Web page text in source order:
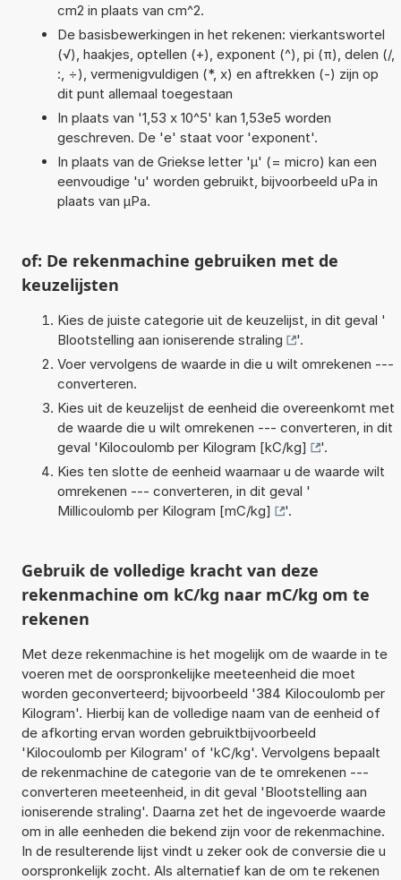
cm2 in plaats van cm^2.
De basisbewerkingen in het rekenen: vierkantswortel
(√), haakjes, optellen (+), exponent (^), pi (π), delen (/,
:, ÷), vermenigvuldigen (*, x) en aftrekken (-) zijn op
dit punt allemaal toegestaan
In plaats van '1,53 x 10^5' kan 1,53e5 worden
geschreven. De 'e' staat voor 'exponent'.
In plaats van de Griekse letter 'µ' (= micro) kan een
eenvoudige 'u' worden gebruikt, bijvoorbeeld uPa in
plaats van µPa.
of: De rekenmachine gebruiken met de
keuzelijsten
Kies de juiste categorie uit de keuzelijst, in dit geval '
Blootstelling aan ioniserende straling
'.
Voer vervolgens de waarde in die u wilt omrekenen ---
converteren.
Kies uit de keuzelijst de eenheid die overeenkomt met
de waarde die u wilt omrekenen --- converteren, in dit
geval 'Kilocoulomb per Kilogram [kC/kg]
'.
Kies ten slotte de eenheid waarnaar u de waarde wilt
omrekenen --- converteren, in dit geval '
Millicoulomb per Kilogram [mC/kg]
'.
Gebruik de volledige kracht van deze
rekenmachine om kC/kg naar mC/kg om te
rekenen
Met deze rekenmachine is het mogelijk om de waarde in te
voeren met de oorspronkelijke meeteenheid die moet
worden geconverteerd; bijvoorbeeld '384 Kilocoulomb per
Kilogram'. Hierbij kan de volledige naam van de eenheid of
de afkorting ervan worden gebruiktbijvoorbeeld
'Kilocoulomb per Kilogram' of 'kC/kg'. Vervolgens bepaalt
de rekenmachine de categorie van de te omrekenen ---
converteren meeteenheid, in dit geval 'Blootstelling aan
ioniserende straling'. Daarna zet het de ingevoerde waarde
om in alle eenheden die bekend zijn voor de rekenmachine.
In de resulterende lijst vindt u zeker ook de conversie die u
oorspronkelijk zocht. Als alternatief kan de om te rekenen